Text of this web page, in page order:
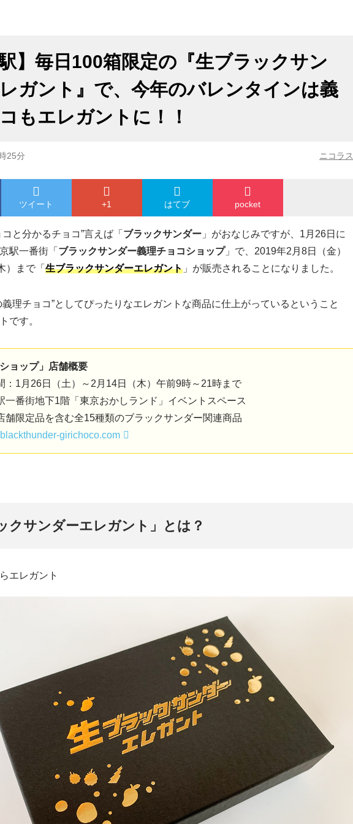
駅】毎日100箱限定の『生ブラックサン
ガント』で、今年のバレンタインは義
もエレガントに！！
25分 ニコラス
ツイート +1 はてブ pocket
と分かるチョコ”言えば「 ブラックサンダー 」がおなじみですが、1月26日に
駅一番街「 ブラックサンダー義理チョコショップ」で、2019年2月8日（金）
）まで「 生ブラックサンダーエレガント 」が販売されることになりました。
義理チョコ”としてぴったりなエレガントな商品に仕上がっているということ
です。
ョップ」店舗概要
：1月26日（土）～2月14日（木）午前9時～21時まで
一番街地下1階「東京おかしランド」イベントスペース
舗限定品を含む全15種類のブラックサンダー関連商品
blackthunder-girichoco.com
クサンダーエレガント」とは？
エレガント